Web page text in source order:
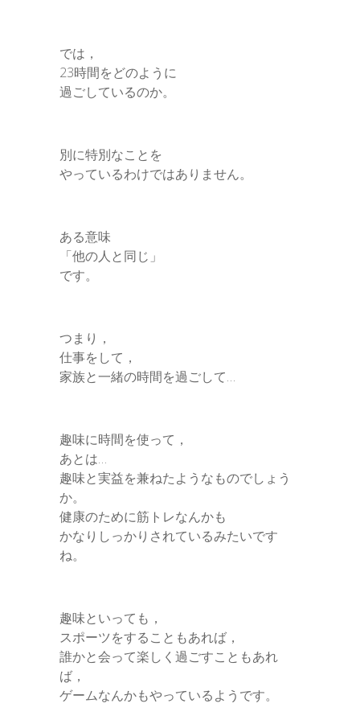
では，
23時間をどのように
過ごしているのか。
別に特別なことを
やっているわけではありません。
ある意味
「他の人と同じ」
です。
つまり，
仕事をして，
家族と一緒の時間を過ごして…
趣味に時間を使って，
あとは…
趣味と実益を兼ねたようなものでしょう
か。
健康のために筋トレなんかも
かなりしっかりされているみたいです
ね。
趣味といっても，
スポーツをすることもあれば，
誰かと会って楽しく過ごすこともあれ
ば，
ゲームなんかもやっているようです。